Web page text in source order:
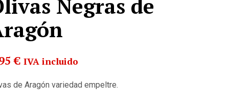
Negras de
€ IVA incluido
de Aragón variedad empeltre.